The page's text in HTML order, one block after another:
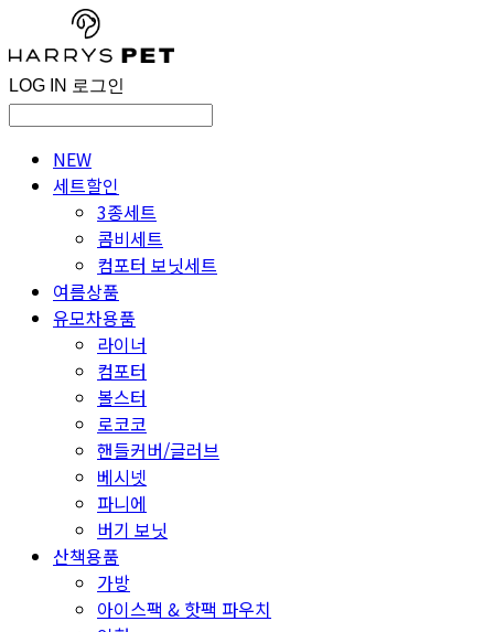
LOG IN 로그인
NEW
세트할인
3종세트
콤비세트
컴포터 보닛세트
여름상품
유모차용품
라이너
컴포터
볼스터
로코코
핸들커버/글러브
베시넷
파니에
버기 보닛
산책용품
가방
아이스팩 & 핫팩 파우치